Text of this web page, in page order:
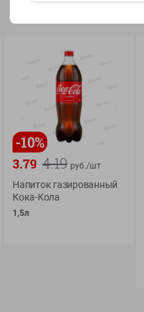
О сервисе
Оплата
Условия доставки
Возврат товара
-10%
4.19
3.79 руб./шт
Напиток газированный
Кока-Кола
1,5л